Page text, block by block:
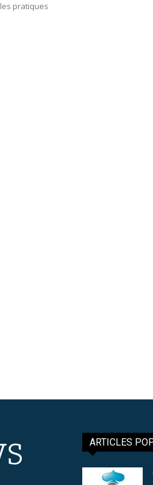
pratiques
ARTICLES